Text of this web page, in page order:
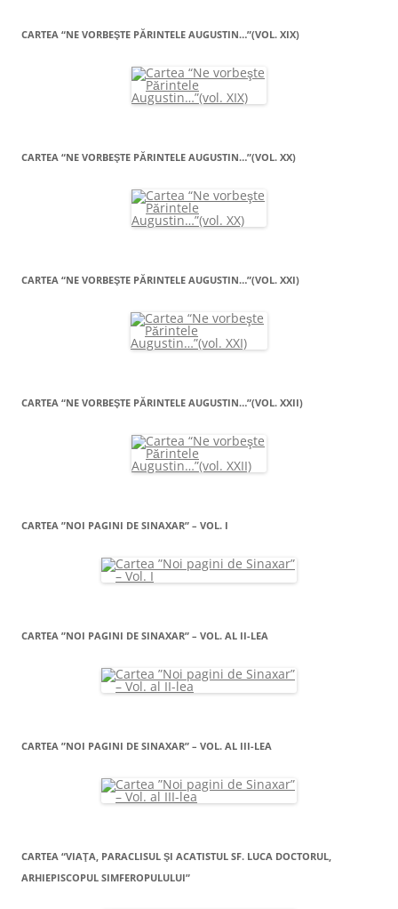
CARTEA “NE VORBEŞTE PĂRINTELE AUGUSTIN…”(VOL. XIX)
CARTEA “NE VORBEŞTE PĂRINTELE AUGUSTIN…”(VOL. XX)
CARTEA “NE VORBEŞTE PĂRINTELE AUGUSTIN…”(VOL. XXI)
CARTEA “NE VORBEŞTE PĂRINTELE AUGUSTIN…”(VOL. XXII)
CARTEA ”NOI PAGINI DE SINAXAR” – VOL. I
CARTEA ”NOI PAGINI DE SINAXAR” – VOL. AL II-LEA
CARTEA ”NOI PAGINI DE SINAXAR” – VOL. AL III-LEA
CARTEA “VIAŢA, PARACLISUL ŞI ACATISTUL SF. LUCA DOCTORUL,
ARHIEPISCOPUL SIMFEROPULULUI”